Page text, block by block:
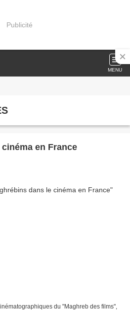
Publicité
MENU
en France
du "Maghreb des films",